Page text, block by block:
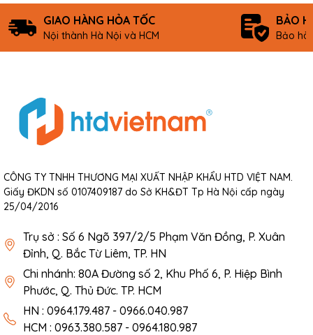
GIAO HÀNG HỎA TỐC
Nội thành Hà Nội và HCM
BẢO
Bảo
CÔNG TY TNHH THƯƠNG MẠI XUẤT NHẬP KHẨU HTD VIỆT NAM.
Giấy ĐKDN số 0107409187 do Sở KH&ĐT Tp Hà Nội cấp ngày
25/04/2016
Trụ sở : Số 6 Ngõ 397/2/5 Phạm Văn Đồng, P. Xuân
Đỉnh, Q. Bắc Từ Liêm, TP. HN
Chi nhánh: 80A Đường số 2, Khu Phố 6, P. Hiệp Bình
Phước, Q. Thủ Đức. TP. HCM
HN : 0964.179.487 - 0966.040.987
HCM : 0963.380.587 - 0964.180.987